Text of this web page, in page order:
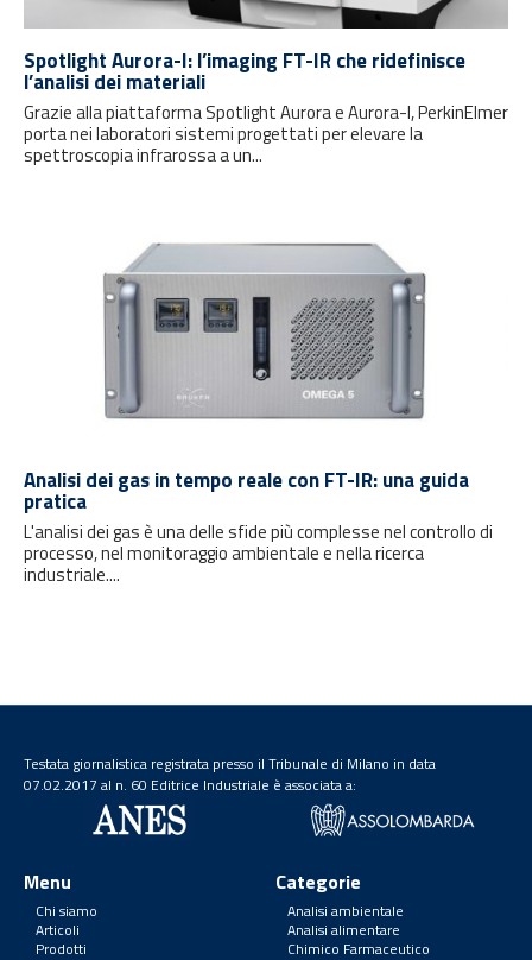
Spotlight Aurora-I: l’imaging FT-IR che ridefinisce
l’analisi dei materiali
Grazie alla piattaforma Spotlight Aurora e Aurora-I, PerkinElmer
porta nei laboratori sistemi progettati per elevare la
spettroscopia infrarossa a un...
Analisi dei gas in tempo reale con FT-IR: una guida
pratica
L'analisi dei gas è una delle sfide più complesse nel controllo di
processo, nel monitoraggio ambientale e nella ricerca
industriale....
Testata giornalistica registrata presso il Tribunale di Milano in data
07.02.2017 al n. 60 Editrice Industriale è associata a:
Menu
Chi siamo
Articoli
Prodotti
Categorie
Analisi ambientale
Analisi alimentare
Chimico Farmaceutico